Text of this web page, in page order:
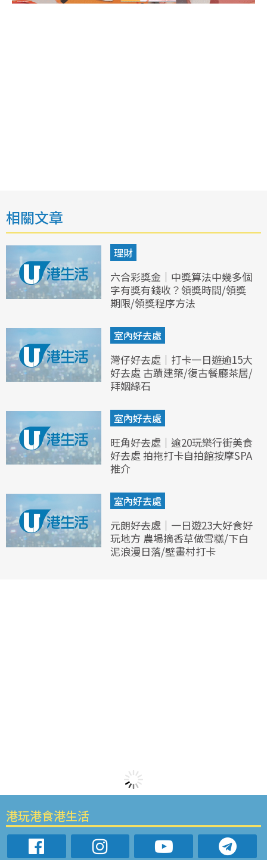
相關文章
理財
六合彩獎金｜中獎算法中幾多個
字有獎有錢收？領獎時間/領獎
期限/領獎程序方法
室內好去處
灣仔好去處｜打卡一日遊逾15大
好去處 古蹟建築/復古餐廳茶居/
拜姻緣石
室內好去處
旺角好去處｜逾20玩樂行街美食
好去處 拍拖打卡自拍館按摩SPA
推介
室內好去處
元朗好去處｜一日遊23大好食好
玩地方 農場摘香草做雪糕/下白
泥浪漫日落/壁畫村打卡
港玩港食港生活